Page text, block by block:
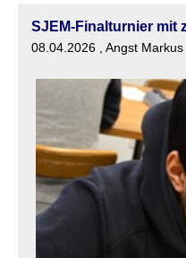
SJEM-Finalturnier mit
08.04.2026 , Angst Markus